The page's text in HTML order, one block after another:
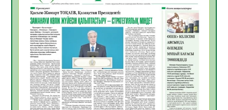
ӘРБІР ДАУЫС – ҚОҒАМ ДАМУЫНА
ҚОСЫЛҒАН ҮЛЕС
05.08.2026
27
ҚҰРЫЛТАЙ САЙЛАУЫ – БІРЛІК ПЕН
ЖАУАПКЕРШІЛІККЕ БАСТАЙТЫН ҚАДАМ
05.08.2026
26
Мектептен – Ұлттық ұлан сапына